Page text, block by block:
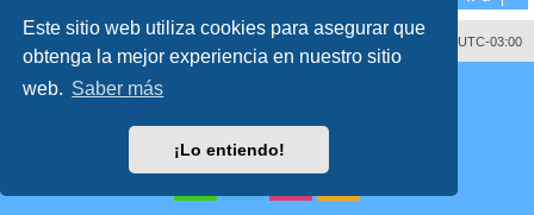
Este sitio web utiliza cookies para asegurar que
obtenga la mejor experiencia en nuestro sitio
web. Saber más
¡Lo entiendo!
Todos los horarios son UTC-03:00
Borrar cookies
Desarrollado por
® Forum Software © phpBB Limited
Traducción al español porphpBB España
Condiciones